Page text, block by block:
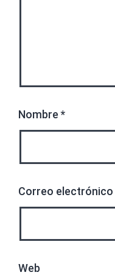
Nombre *
Correo electrónico
Web